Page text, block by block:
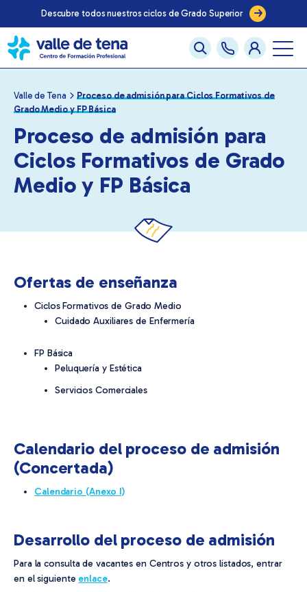
Descubre todos nuestros ciclos de Grado Superior
Valle de Tena
Proceso de admisión para Ciclos Formativos de
Grado Medio y FP Básica
Proceso de admisión para
Ciclos Formativos de Grado
Medio y FP Básica
Ofertas de enseñanza
Ciclos Formativos de Grado Medio
Cuidado Auxiliares de Enfermería
FP Básica
Peluquería y Estética
Servicios Comerciales
Calendario del proceso de admisión
(Concertada)
Calendario (Anexo I)
Desarrollo del proceso de admisión
Para la consulta de vacantes en Centros y otros listados, entrar
en el siguiente enlace.